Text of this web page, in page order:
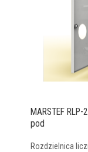
MARSTEF
pod
Rozdzielnica